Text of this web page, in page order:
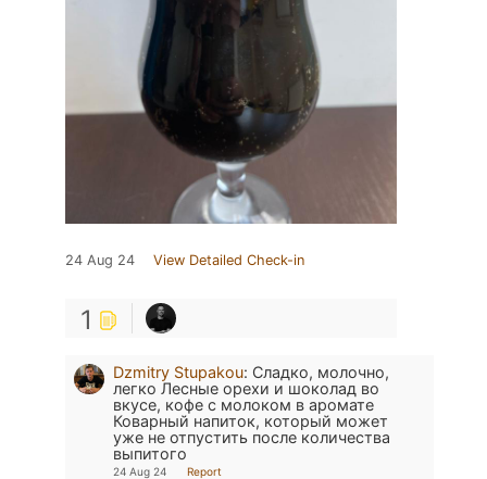
24 Aug 24 View Detailed Check-in
1
Dzmitry Stupakou: Сладко, молочно,
легко Лесные орехи и шоколад во
вкусе, кофе с молоком в аромате
Коварный напиток, который может
уже не отпустить после количества
выпитого
24 Aug 24 Report